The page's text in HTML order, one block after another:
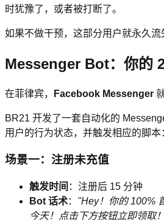
时犹豫了，或者被打断了。
如果不做干预，这部分用户就永久流
Messenger Bot：你的
在菲律宾， Facebook Messenger
BR21 开发了一套自动化的
用户的行为状态，并触发相应的脚本
场景一：注册未充值
触发时间 ：注册后 15 分钟
Bot 话术： "Hey！你的 100%
今天！点击下方按钮立即领取